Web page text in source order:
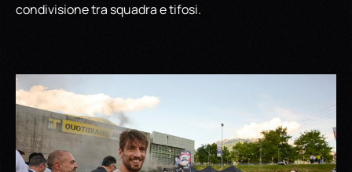
condivisione tra squadra e tifosi.